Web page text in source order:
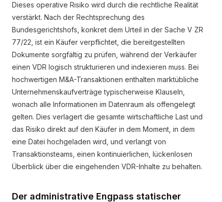
Dieses operative Risiko wird durch die rechtliche Realität
verstärkt. Nach der Rechtsprechung des
Bundesgerichtshofs, konkret dem Urteil in der Sache V ZR
77/22, ist ein Käufer verpflichtet, die bereitgestellten
Dokumente sorgfältig zu prüfen, während der Verkäufer
einen VDR logisch strukturieren und indexieren muss. Bei
hochwertigen M&A-Transaktionen enthalten marktübliche
Unternehmenskaufverträge typischerweise Klauseln,
wonach alle Informationen im Datenraum als offengelegt
gelten. Dies verlagert die gesamte wirtschaftliche Last und
das Risiko direkt auf den Käufer in dem Moment, in dem
eine Datei hochgeladen wird, und verlangt von
Transaktionsteams, einen kontinuierlichen, lückenlosen
Überblick über die eingehenden VDR-Inhalte zu behalten.
Der administrative Engpass statischer